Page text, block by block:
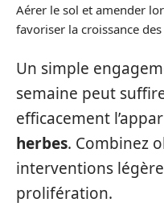
Aérer le sol et amender
favoriser la croissance
Un simple
semaine peut
efficacement
herbes. Combinez
interventions
prolifération.